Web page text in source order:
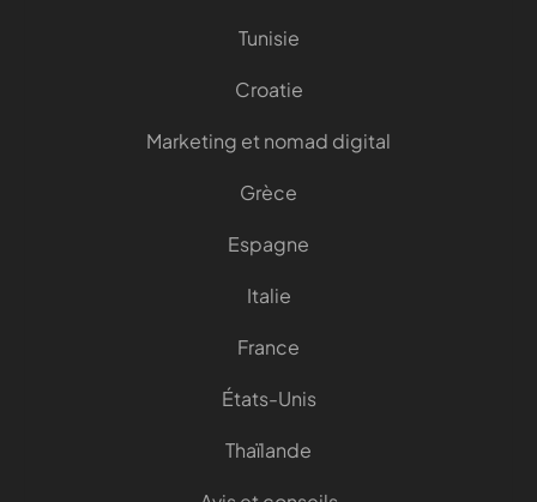
Tunisie
Croatie
Marketing et nomad digital
Grèce
Espagne
Italie
France
États-Unis
Thaïlande